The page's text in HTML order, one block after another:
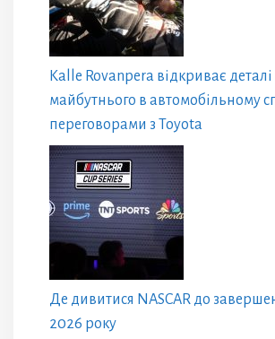
Kalle Rovanpera відкриває деталі
майбутнього в автомобільному
переговорами з Toyota
Де дивитися NASCAR до
2026 року